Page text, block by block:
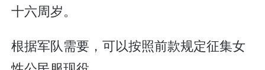
十六周岁。
根据军队需要，可以按照前款规定征集女